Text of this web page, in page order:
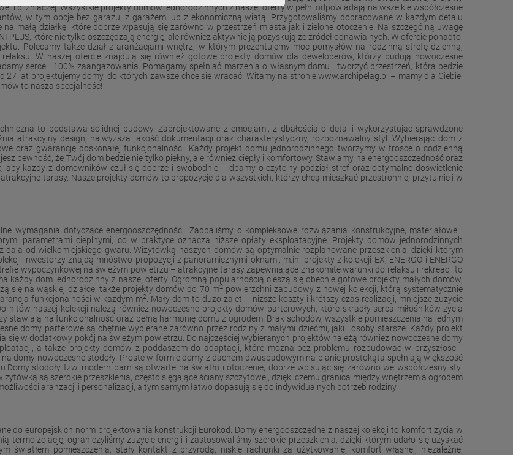
i bliźniaczej. Wszystkie projekty domów jednorodzinnych z naszej oferty w pełni odpowiadają na wszelkie współczesne
w tym opcje bez garażu, z garażem lub z ekonomiczną wiatą. Przygotowaliśmy dopracowane w każdym detalu
małą działkę, które dobrze wpasują się zarówno w przestrzeń miasta jak i zielone otoczenie. Na szczególną uwagę
PLUS, które nie tylko oszczędzają energię, ale również aktywnie ją pozyskują ze źródeł odnawialnych. W ofercie ponadto:
Polecamy także dział z aranżacjami wnętrz, w którym prezentujemy moc pomysłów na rodzinną strefę dzienną,
W naszej ofercie znajdują się również gotowe projekty domów dla deweloperów, którzy budują nowoczesne
serce i 100% zaangażowania. Pomagamy spełniać marzenia o własnym domu i tworzyć przestrzeń, która będzie
lat projektujemy domy, do których zawsze chce się wracać. Witamy na stronie www.archipelag.pl – mamy dla Ciebie
to nasza specjalność!
to podstawa solidnej budowy. Zaprojektowane z emocjami, z dbałością o detal i wykorzystując sprawdzone
atrakcyjny design, najwyższa jakość dokumentacji oraz charakterystyczny, rozpoznawalny styl. Wybierając dom z
oraz gwarancję doskonałej funkcjonalności. Każdy projekt domu jednorodzinnego tworzymy w trosce o codzienną
pewność, że Twój dom będzie nie tylko piękny, ale również ciepły i komfortowy. Stawiamy na energooszczędność oraz
aby każdy z domowników czuł się dobrze i swobodnie – dbamy o czytelny podział stref oraz optymalne doświetlenie
tarasy. Nasze projekty domów to propozycje dla wszystkich, którzy chcą mieszkać przestronnie, przytulnie i w
wymagania dotyczące energooszczędności. Zadbaliśmy o kompleksowe rozwiązania konstrukcyjne, materiałowe i
parametrami cieplnymi, co w praktyce oznacza niższe opłaty eksploatacyjne. Projekty domów jednorodzinnych
od wielkomiejskiego gwaru. Wizytówką naszych domów są optymalnie rozplanowane przeszklenia, dzięki którym
inwestorzy znajdą mnóstwo propozycji z panoramicznymi oknami, m.in. projekty z kolekcji EX, ENERGO i ENERGO
wypoczynkowej na świeżym powietrzu – atrakcyjne tarasy zapewniające znakomite warunki do relaksu i rekreacji to
dom jednorodzinny z naszej oferty. Ogromną popularnością cieszą się obecnie gotowe projekty małych domów,
się na wąskiej działce, także projekty domów do 70 m2 powierzchni zabudowy z nowej kolekcji, którą systematycznie
funkcjonalności w każdym m2
. Mały dom to dużo zalet – niższe koszty i krótszy czas realizacji, mniejsze zużycie
hitów naszej kolekcji należą również nowoczesne projekty domów parterowych, które skradły serca miłośników życia
stawiają na funkcjonalność oraz pełną harmonię domu z ogrodem. Brak schodów, wszystkie pomieszczenia na jednym
domy parterowe są chętnie wybierane zarówno przez rodziny z małymi dziećmi, jaki i osoby starsze. Każdy projekt
w dodatkowy pokój na świeżym powietrzu. Do najczęściej wybieranych projektów należą również nowoczesne domy
a także projekty domów z poddaszem do adaptacji, które można bez problemu rozbudować w przyszłości i
domy nowoczesne stodoły. Proste w formie domy z dachem dwuspadowym na planie prostokąta spełniają większość
stodoły tzw. modern barn są otwarte na światło i otoczenie, dobrze wpisując się zarówno we współczesny styl
są szerokie przeszklenia, często sięgające ściany szczytowej, dzięki czemu granica między wnętrzem a ogrodem
aranżacji i personalizacji, a tym samym łatwo dopasują się do indywidualnych potrzeb rodziny.
do europejskich norm projektowania konstrukcji Eurokod. Domy energooszczędne z naszej kolekcji to komfort życia w
termoizolację, ograniczyliśmy zużycie energii i zastosowaliśmy szerokie przeszklenia, dzięki którym udało się uzyskać
światłem pomieszczenia, stały kontakt z przyrodą, niskie rachunki za użytkowanie, komfort własnej, niezależnej